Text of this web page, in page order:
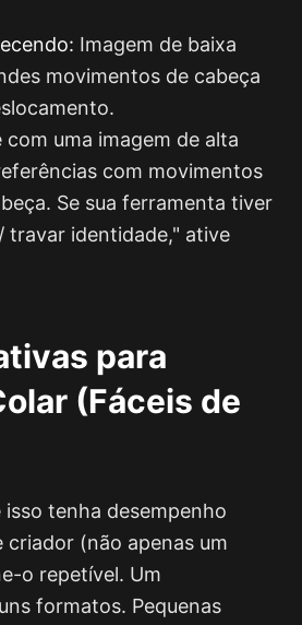
Imagem de baixa
movimentos de cabeça
com uma imagem de alta
com movimentos
Se sua ferramenta tiver
travar identidade," ative
para
(Fáceis de
isso tenha desempenho
criador (não apenas um
o repetível. Um
formatos. Pequenas